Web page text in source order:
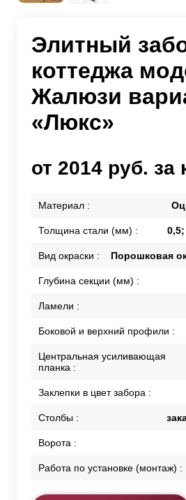
Элитный
коттеджа
Жалюзи
«Люкс»
от 2014 руб. за
Материал :
Толщина стали (мм) :
Вид окраски : Порошковая
Глубина секции (мм) :
Ламели :
Боковой и верхний профили :
Центральная усиливающая
планка :
Заклепки в цвет забора :
Столбы :
Ворота :
Работа по установке (монтаж) :